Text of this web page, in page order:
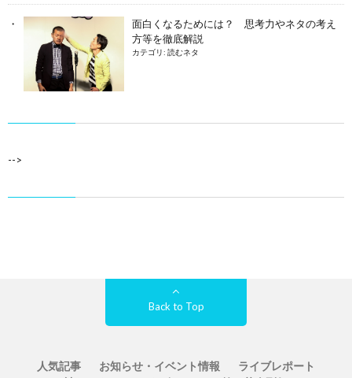
面白くなるためには？ 思考力やネタの考え
方等を徹底解説
カテゴリ: 読むネタ
-->
Back to Top
人気記事 お知らせ・イベント情報
ライブレポート